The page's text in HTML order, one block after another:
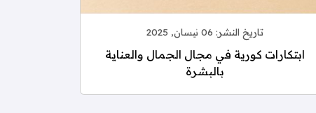
تاريخ النشر: 06 نيسان, 2025
ابتكارات كورية في مجال الجمال والعناية
بالبشرة